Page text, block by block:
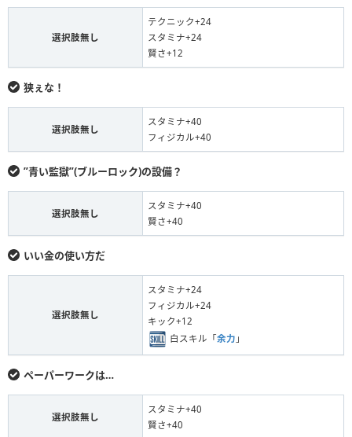
選択肢無し
テクニック+24
スタミナ+24
賢さ+12
狭ぇな！
選択肢無し
スタミナ+40
フィジカル+40
”青い監獄”(ブルーロック)の設備？
選択肢無し
スタミナ+40
賢さ+40
いい金の使い方だ
選択肢無し
スタミナ+24
フィジカル+24
キック+12
白スキル「余力 」
ペーパーワークは…
選択肢無し
スタミナ+40
賢さ+40